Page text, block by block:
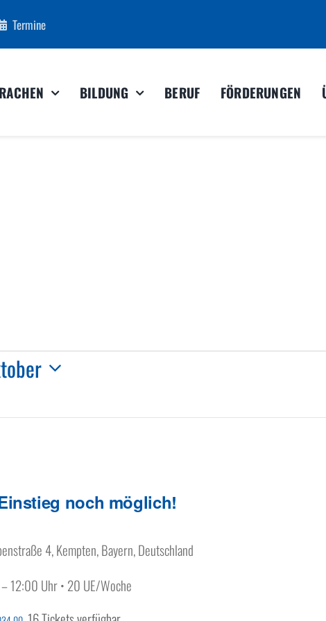
Termine
BILDUNG BERUF FÖRDERUNGEN
noch möglich!
4, Kempten, Bayern, Deutschland
12:00 Uhr • 20 UE/Woche